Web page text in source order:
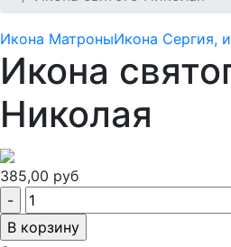
Икона МатроныИкона Сергия,
Икона
Николая
385,00 руб